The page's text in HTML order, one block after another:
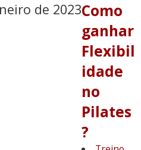
de 2023Como
ganhar
Flexibil
idade
no
Pilates
?